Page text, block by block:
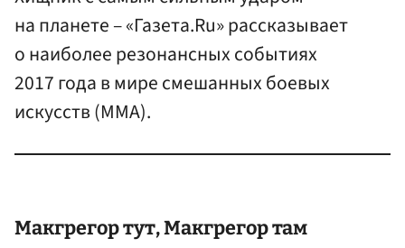
на планете – «Газета.Ru» рассказывает
о наиболее резонансных событиях
2017 года в мире смешанных боевых
искусств (ММА).
Макгрегортут, Макгрегор там